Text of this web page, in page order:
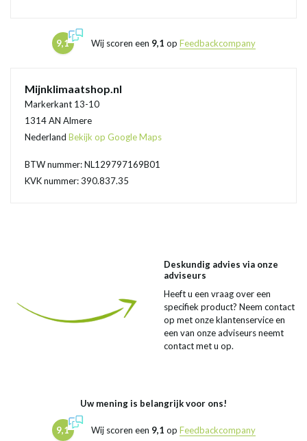
9,1 Wij scoren een 9,1 op Feedbackcompany
Mijnklimaatshop.nl
Markerkant 13-10
1314 AN Almere
Nederland Bekijk op Google Maps
BTW nummer: NL129797169B01
KVK nummer: 390.837.35
Deskundig advies via onze
adviseurs
Heeft u een vraag over een
specifiek product? Neem contact
op met onze klantenservice en
een van onze adviseurs neemt
contact met u op.
Uw mening is belangrijk voor ons!
9,1 Wij scoren een 9,1 op Feedbackcompany